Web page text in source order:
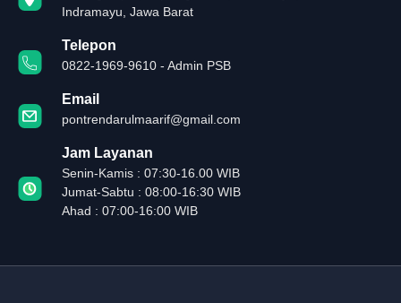
Indramayu, Jawa Barat
Telepon
0822-1969-9610 - Admin PSB
Email
pontrendarulmaarif@gmail.com
Jam Layanan
Senin-Kamis : 07:30-16.00 WIB
Jumat-Sabtu : 08:00-16:30 WIB
Ahad : 07:00-16:00 WIB